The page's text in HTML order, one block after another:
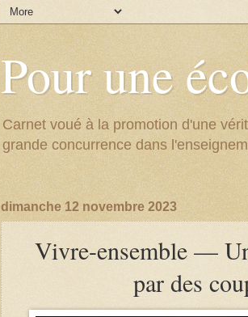
Pour une
Carnet voué à la promotion d'une
grande concurrence dans
dimanche 12 novembre 2023
Vivre-ensemble —
par des